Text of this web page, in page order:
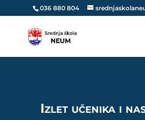
036 880 804
Izlet učenika i